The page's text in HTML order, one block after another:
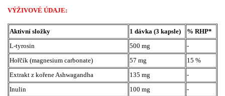
VÝŽIVOVÉ ÚDAJE:
Aktivní složky 1 dávka (3 kapsle)
% RHP*
L-tyrosin
500 mg
-
Hořčík (magnesium carbonate)
57 mg
15 %
Extrakt z kořene Ashwagandha
135 mg
-
Inulin
100 mg
-